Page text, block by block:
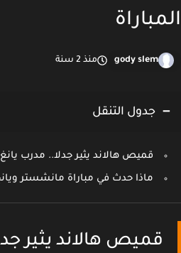
gody slem منذ 2 سنة
جدول التنقل
قميص هالاند يثير جدلا.. مدرب يانغ
ماذا حدث في مباراة مانشستر ويانج
قميص هالاند يثير